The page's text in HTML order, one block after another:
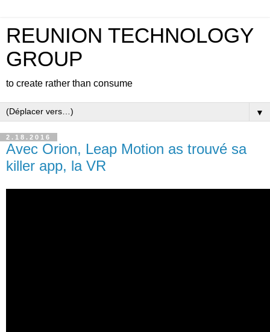
REUNION TECHNOLOGY
GROUP
to create rather than consume
▼
2.18.2016
Avec Orion, Leap Motion as trouvé sa
killer app, la VR